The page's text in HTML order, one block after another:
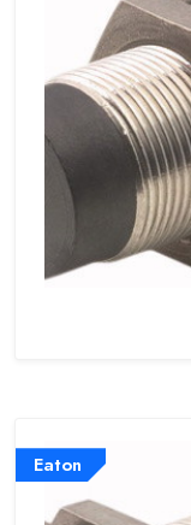
Eaton